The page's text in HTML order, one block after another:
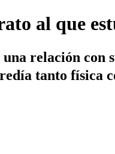
al que
relación con
tanto física